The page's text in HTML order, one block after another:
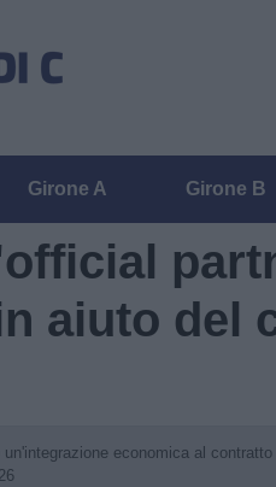
Girone A Girone B
aiuto del
economica al